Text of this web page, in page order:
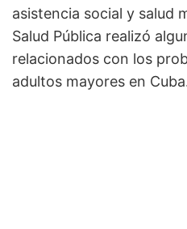
asistencia so­cial y salud
Salud Pública realizó
relacionados con los
adultos mayores en